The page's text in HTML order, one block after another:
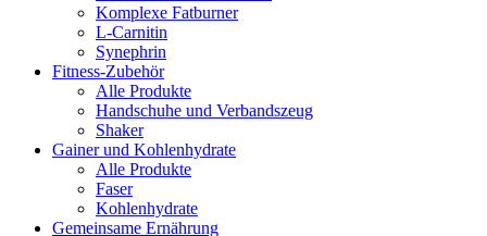
Komplexe Fatburner
L-Carnitin
Synephrin
Fitness-Zubehör
Alle Produkte
Handschuhe und Verbandszeug
Shaker
Gainer und Kohlenhydrate
Alle Produkte
Faser
Kohlenhydrate
Gemeinsame Ernährung